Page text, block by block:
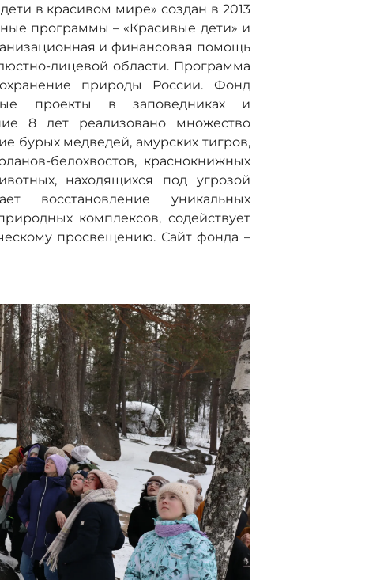
в красивом мире» создан в 2013
программы – «Красивые дети» и
и финансовая помощь
лицевой области. Программа
природы России. Фонд
проекты в заповедниках и
8 лет реализовано множество
бурых медведей, амурских тигров,
белохвостов, краснокнижных
находящихся под угрозой
восстановление уникальных
комплексов, содействует
просвещению. Сайт фонда –